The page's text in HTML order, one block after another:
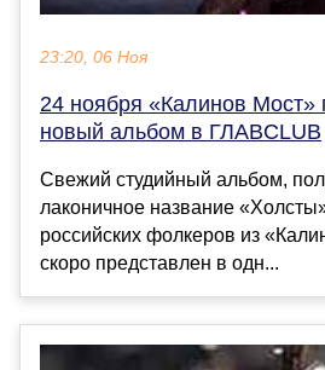
23:20, 06 Ноя
24 ноября «Калинов Мост»
новый альбом в ГЛАВCLUB
Свежий студийный альбом,
лаконичное название
российских фолкеров из
скоро представлен в одн...